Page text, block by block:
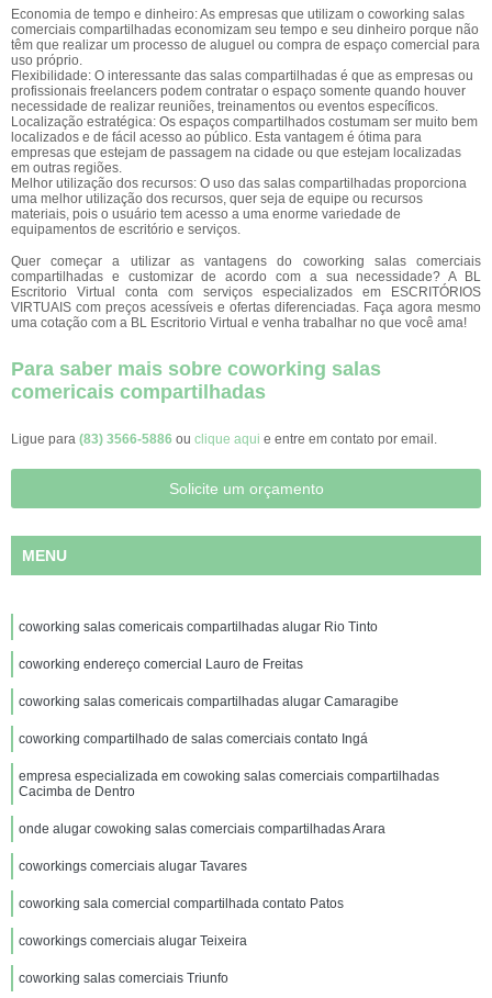
Economia de tempo e dinheiro: As empresas que utilizam o coworking salas
comerciais compartilhadas economizam seu tempo e seu dinheiro porque não
têm que realizar um processo de aluguel ou compra de espaço comercial para
uso próprio.
Flexibilidade: O interessante das salas compartilhadas é que as empresas ou
profissionais freelancers podem contratar o espaço somente quando houver
necessidade de realizar reuniões, treinamentos ou eventos específicos.
Localização estratégica: Os espaços compartilhados costumam ser muito bem
localizados e de fácil acesso ao público. Esta vantagem é ótima para
empresas que estejam de passagem na cidade ou que estejam localizadas
em outras regiões.
Melhor utilização dos recursos: O uso das salas compartilhadas proporciona
uma melhor utilização dos recursos, quer seja de equipe ou recursos
materiais, pois o usuário tem acesso a uma enorme variedade de
equipamentos de escritório e serviços.
Quer começar a utilizar as vantagens do coworking salas comerciais
compartilhadas e customizar de acordo com a sua necessidade? A BL
Escritorio Virtual conta com serviços especializados em ESCRITÓRIOS
VIRTUAIS com preços acessíveis e ofertas diferenciadas. Faça agora mesmo
uma cotação com a BL Escritorio Virtual e venha trabalhar no que você ama!
Para saber mais sobre coworking salas
comericais compartilhadas
Ligue para (83) 3566-5886 ou clique aqui e entre em contato por email.
Solicite um orçamento
MENU
coworking salas comericais compartilhadas alugar Rio Tinto
coworking endereço comercial Lauro de Freitas
coworking salas comericais compartilhadas alugar Camaragibe
coworking compartilhado de salas comerciais contato Ingá
empresa especializada em cowoking salas comerciais compartilhadas
Cacimba de Dentro
onde alugar cowoking salas comerciais compartilhadas Arara
coworkings comerciais alugar Tavares
coworking sala comercial compartilhada contato Patos
coworkings comerciais alugar Teixeira
coworking salas comerciais Triunfo